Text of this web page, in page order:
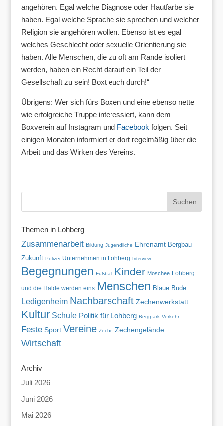
angehören. Egal welche Diagnose oder Hautfarbe sie
haben. Egal welche Sprache sie sprechen und welcher
Religion sie angehören wollen. Ebenso ist es egal
welches Geschlecht oder sexuelle Orientierung sie
haben. Alle Menschen, die zu oft am Rande isoliert
werden, haben ein Recht darauf ein Teil der
Gesellschaft zu sein! Boxt euch durch!“
Übrigens: Wer sich fürs Boxen und eine ebenso nette
wie erfolgreiche Truppe interessiert, kann dem
Boxverein auf Instagram und Facebook folgen. Seit
einigen Monaten informiert er dort regelmäßig über die
Arbeit und das Wirken des Vereins.
Themen in Lohberg
Zusammenarbeit Bildung Jugendliche Ehrenamt Bergbau
Zukunft Polizei Unternehmen in Lohberg Interview
Begegnungen Fußball Kinder Moschee Lohberg
und die Halde werden eins Menschen Blaue Bude
Ledigenheim Nachbarschaft Zechenwerkstatt
Kultur Schule Politik für Lohberg Bergpark Verkehr
Feste Sport Vereine Zeche Zechengelände
Wirtschaft
Archiv
Juli 2026
Juni 2026
Mai 2026